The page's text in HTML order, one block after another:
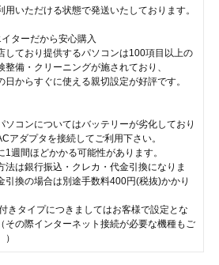
用いただける状態で発送いたしております。
ターだから安心購入
しており提供するパソコンは100項目以上の
整備・クリーニングが施されており、
日からすぐに使える親切設定が好評です。
コンについてはバッテリーが劣化しており
アダプタを接続してご利用下さい。
週間ほどかかる可能性があります。
は銀行振込・クレカ・代金引換になりま
引換の場合は別途手数料400円(税抜)かかり
きタイプにつきましてはお客様で設定とな
その際インターネット接続が必要な機種もご